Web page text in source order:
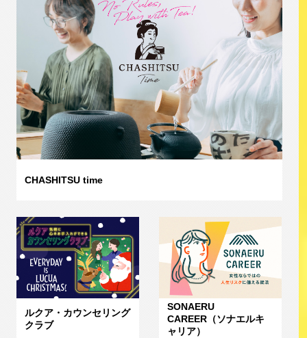
CHASHITSU time
ルクア・カウンセリング
クラブ
SONAERU
CAREER（ソナエルキ
ャリア）